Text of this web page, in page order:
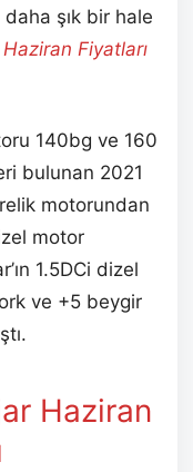
şık bir hale
Fiyatları
140bg ve 160
bulunan 2021
motorundan
motor
1.5DCi dizel
ve +5 beygir
Haziran